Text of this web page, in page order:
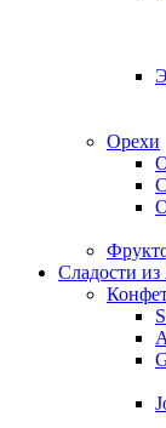
Орехи
Сладости